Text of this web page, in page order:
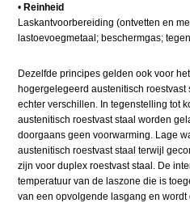
•Reinheid
Laskantvoorbereiding (ontvetten en
lastoevoegmetaal; beschermgas;
Dezelfde principes gelden ook voor
hogergelegeerd austenitisch
echter verschillen. In tegenstelling tot
austenitisch roestvast staal worden
doorgaans geen voorwarming. Lage
austenitisch roestvast staal terwijl
zijn voor duplex roestvast staal. De
temperatuur van de laszone die is
van een opvolgende lasgang en